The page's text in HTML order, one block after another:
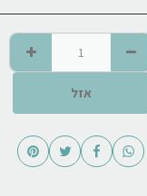
אזל